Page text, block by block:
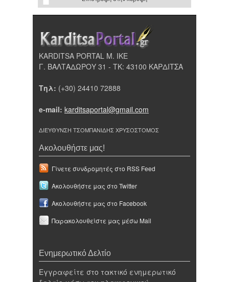
KARDITSA PORTAL Μ. ΙΚΕ
Γ. ΒΑΛΤΑΔΩΡΟΥ 31 - ΤΚ: 43100 ΚΑΡΔΙΤΣΑ
Τηλ: (+30) 24410 72888
e-mail: karditsaportal@gmail.com
ΔΙΕΥΘΥΝΣΗ ΤΣΟΜΠΑΝΙΔΗΣ ΧΡΥΣΟΣΤΟΜΟΣ
Ακολουθήστε μας!
Γίνετε συνδρομητές στο RSS Feed
Ακολουθήστε μας στο Twitter
Ακολουθήστε μας στο Facebook
Παρακολουθείστε μας μέσω Mail
Ενημερωτικό Δελτίο
Εγγραφείτε στο τακτικό ενημερωτικό